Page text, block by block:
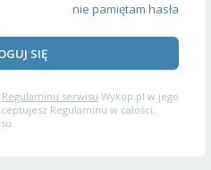
nie pamiętam hasła
SIĘ
Regulaminu serwisu Wykop.pl w jego
Regulaminu w całości,